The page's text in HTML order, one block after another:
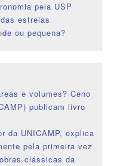
pela USP
estrelas
ou pequena?
e volumes? Ceno
publicam livro
da UNICAMP, explica
pela primeira vez
clássicas da